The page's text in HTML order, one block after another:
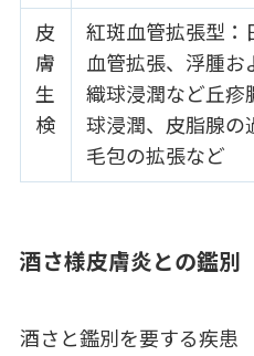
皮
膚
生
検
紅斑血管拡張型：
血管拡張、浮腫
織球浸潤など丘疹
球浸潤、皮脂腺の
毛包の拡張など
酒さ様皮膚炎との鑑別
酒さと鑑別を要する疾患